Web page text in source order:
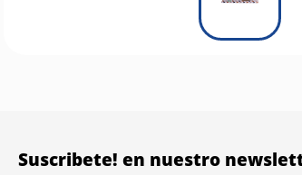
Suscribete! en nuestro